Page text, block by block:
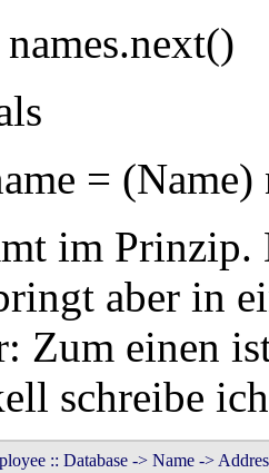
= (Name)
im
aber in
Zum einen
schreibe
:: Database -> Name ->